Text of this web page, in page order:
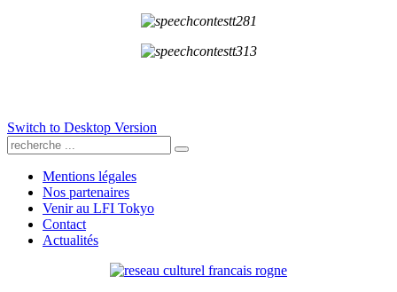
Switch to Desktop Version
Mentions légales
Nos partenaires
Venir au LFI Tokyo
Contact
Actualités